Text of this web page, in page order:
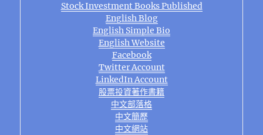
Stock Investment Books Published
English Blog
English Simple Bio
English Website
Facebook
Twitter Account
LinkedIn Account
股票投資著作書籍
中文部落格
中文簡歷
中文網站